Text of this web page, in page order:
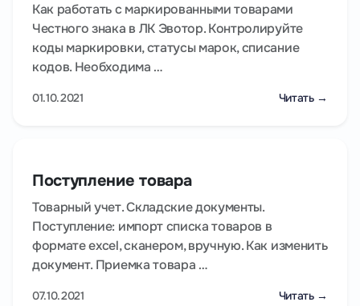
Как работать с маркированными товарами
Честного знака в ЛК Эвотор. Контролируйте
коды маркировки, статусы марок, списание
кодов. Необходима …
01.10.2021 Читать →
Поступление товара
Товарный учет. Складские документы.
Поступление: импорт списка товаров в
формате excel, сканером, вручную. Как изменить
документ. Приемка товара …
07.10.2021 Читать →